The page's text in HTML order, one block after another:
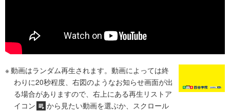
動画はランダム再生されます。動画によっては終
わりに20秒程度、右図のようなお知らせ画面が出
る場合がありますので、右上にある再生リストア
イコン
から見たい動画を選ぶか、スクロール